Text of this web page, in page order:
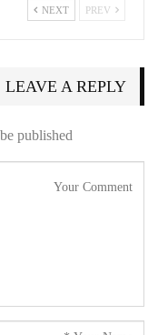
NEXT
LEAVE A REPLY
published.